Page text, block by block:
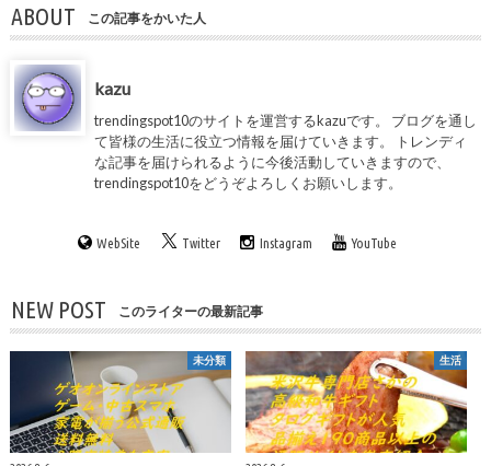
ABOUT この記事をかいた人
kazu
trendingspot10のサイトを運営するkazuです。 ブログを通し
て皆様の生活に役立つ情報を届けていきます。 トレンディ
な記事を届けられるように今後活動していきますので、
trendingspot10をどうぞよろしくお願いします。
WebSite Twitter Instagram YouTube
NEW POST このライターの最新記事
未分類 生活